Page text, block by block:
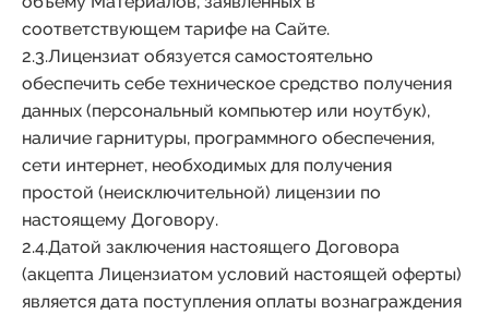
соответствующем тарифе на Сайте.
2.3.Лицензиат обязуется самостоятельно
обеспечить себе техническое средство получения
данных (персональный компьютер или ноутбук),
наличие гарнитуры, программного обеспечения,
сети интернет, необходимых для получения
простой (неисключительной) лицензии по
настоящему Договору.
2.4.Датой заключения настоящего Договора
(акцепта Лицензиатом условий настоящей оферты)
является дата поступления оплаты вознаграждения